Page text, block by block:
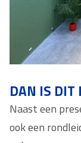
DAN IS DIT
Naast een
ook een